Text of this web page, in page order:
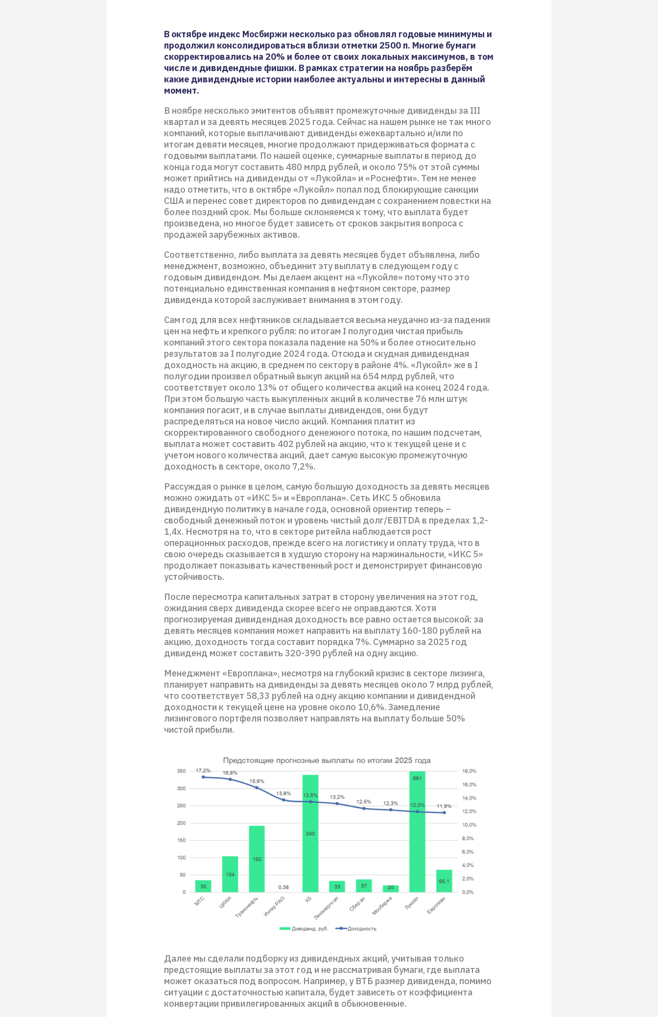
В октябре индекс Мосбиржи несколько раз обновлял годовые минимумы и
продолжил консолидироваться вблизи отметки 2500 п. Многие бумаги
скорректировались на 20% и более от своих локальных максимумов, в том
числе и дивидендные фишки. В рамках стратегии на ноябрь разберём
какие дивидендные истории наиболее актуальны и интересны в данный
момент.
В ноябре несколько эмитентов объявят промежуточные дивиденды за III
квартал и за девять месяцев 2025 года. Сейчас на нашем рынке не так много
компаний, которые выплачивают дивиденды ежеквартально и/или по
итогам девяти месяцев, многие продолжают придерживаться формата с
годовыми выплатами. По нашей оценке, суммарные выплаты в период до
конца года могут составить 480 млрд рублей, и около 75% от этой суммы
может прийтись на дивиденды от «Лукойла» и «Роснефти». Тем не менее
надо отметить, что в октябре «Лукойл» попал под блокирующие санкции
США и перенес совет директоров по дивидендам с сохранением повестки на
более поздний срок. Мы больше склоняемся к тому, что выплата будет
произведена, но многое будет зависеть от сроков закрытия вопроса с
продажей зарубежных активов.
Соответственно, либо выплата за девять месяцев будет объявлена, либо
менеджмент, возможно, объединит эту выплату в следующем году с
годовым дивидендом. Мы делаем акцент на «Лукойле» потому что это
потенциально единственная компания в нефтяном секторе, размер
дивиденда которой заслуживает внимания в этом году.
Сам год для всех нефтяников складывается весьма неудачно из-за падения
цен на нефть и крепкого рубля: по итогам I полугодия чистая прибыль
компаний этого сектора показала падение на 50% и более относительно
результатов за I полугодие 2024 года. Отсюда и скудная дивидендная
доходность на акцию, в среднем по сектору в районе 4%. «Лукойл» же в I
полугодии произвел обратный выкуп акций на 654 млрд рублей, что
соответствует около 13% от общего количества акций на конец 2024 года.
При этом большую часть выкупленных акций в количестве 76 млн штук
компания погасит, и в случае выплаты дивидендов, они будут
распределяться на новое число акций. Компания платит из
скорректированного свободного денежного потока, по нашим подсчетам,
выплата может составить 402 рублей на акцию, что к текущей цене и с
учетом нового количества акций, дает самую высокую промежуточную
доходность в секторе, около 7,2%.
Рассуждая о рынке в целом, самую большую доходность за девять месяцев
можно ожидать от «ИКС 5» и «Европлана». Сеть ИКС 5 обновила
дивидендную политику в начале года, основной ориентир теперь –
свободный денежный поток и уровень чистый долг/EBITDA в пределах 1,2-
1,4х. Несмотря на то, что в секторе ритейла наблюдается рост
операционных расходов, прежде всего на логистику и оплату труда, что в
свою очередь сказывается в худшую сторону на маржинальности, «ИКС 5»
продолжает показывать качественный рост и демонстрирует финансовую
устойчивость.
После пересмотра капитальных затрат в сторону увеличения на этот год,
ожидания сверх дивиденда скорее всего не оправдаются. Хотя
прогнозируемая дивидендная доходность все равно остается высокой: за
девять месяцев компания может направить на выплату 160-180 рублей на
акцию, доходность тогда составит порядка 7%. Суммарно за 2025 год
дивиденд может составить 320-390 рублей на одну акцию.
Менеджмент «Европлана», несмотря на глубокий кризис в секторе лизинга,
планирует направить на дивиденды за девять месяцев около 7 млрд рублей,
что соответствует 58,33 рублей на одну акцию компании и дивидендной
доходности к текущей цене на уровне около 10,6%. Замедление
лизингового портфеля позволяет направлять на выплату больше 50%
чистой прибыли.
Далее мы сделали подборку из дивидендных акций, учитывая только
предстоящие выплаты за этот год и не рассматривая бумаги, где выплата
может оказаться под вопросом. Например, у ВТБ размер дивиденда, помимо
ситуации с достаточностью капитала, будет зависеть от коэффициента
конвертации привилегированных акций в обыкновенные.